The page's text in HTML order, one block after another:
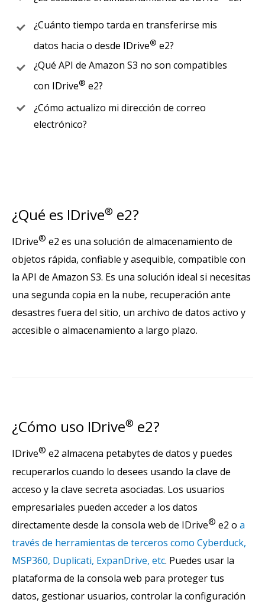
¿Cuánto tiempo tarda en transferirse mis
datos hacia o desde IDrive® e2?
¿Qué API de Amazon S3 no son compatibles
con IDrive® e2?
¿Cómo actualizo mi dirección de correo
electrónico?
¿Qué es IDrive® e2?
IDrive® e2 es una solución de almacenamiento de
objetos rápida, confiable y asequible, compatible con
la API de Amazon S3. Es una solución ideal si necesitas
una segunda copia en la nube, recuperación ante
desastres fuera del sitio, un archivo de datos activo y
accesible o almacenamiento a largo plazo.
¿Cómo uso IDrive® e2?
IDrive® e2 almacena petabytes de datos y puedes
recuperarlos cuando lo desees usando la clave de
acceso y la clave secreta asociadas. Los usuarios
empresariales pueden acceder a los datos
directamente desde la consola web de IDrive® e2 o a
través de herramientas de terceros como Cyberduck,
MSP360, Duplicati, ExpanDrive, etc. Puedes usar la
plataforma de la consola web para proteger tus
datos, gestionar usuarios, controlar la configuración